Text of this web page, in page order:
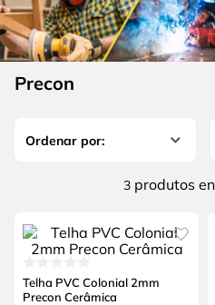
Precon
3 produtos
Telha PVC Colonial 2mm
Precon Cerâmica
6º fio
7º chave impacto
8º
serra copo
4 º escada
5º serra circular
º
disco corte